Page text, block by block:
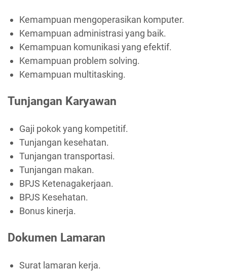
Kemampuan mengoperasikan komputer.
Kemampuan administrasi yang baik.
Kemampuan komunikasi yang efektif.
Kemampuan problem solving.
Kemampuan multitasking.
Tunjangan Karyawan
Gaji pokok yang kompetitif.
Tunjangan kesehatan.
Tunjangan transportasi.
Tunjangan makan.
BPJS Ketenagakerjaan.
BPJS Kesehatan.
Bonus kinerja.
Dokumen Lamaran
Surat lamaran kerja.